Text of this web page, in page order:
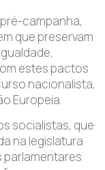
campanha,
que preservam
estes pactos
nacionalista,
Europeia.
socialistas, que
na legislatura
parlamentares